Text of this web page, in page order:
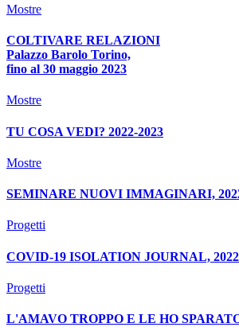
Mostre
COLTIVARE RELAZIONI
Palazzo Barolo Torino,
fino al 30 maggio 2023
Mostre
TU COSA VEDI? 2022-2023
Mostre
SEMINARE NUOVI IMMAGINARI,
Progetti
COVID-19 ISOLATION JOURNAL, 2022
Progetti
L'AMAVO TROPPO E LE HO